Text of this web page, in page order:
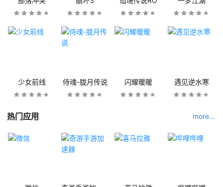
少女前线 侍魂-胧月传说 闪耀暖暖 遇见逆水寒
热门应用 more...